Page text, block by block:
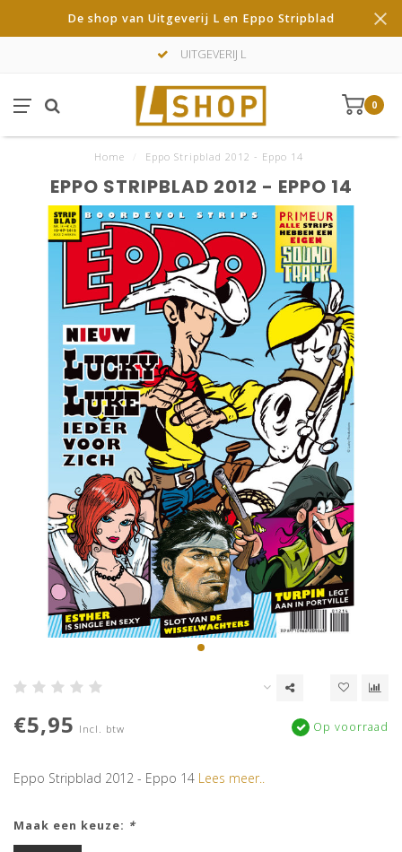
De shop van Uitgeverij L en Eppo Stripblad
UITGEVERIJ L
0
Home Eppo Stripblad 2012 - Eppo 14
EPPO STRIPBLAD 2012 - EPPO 14
€5,95 Incl. btw Op voorraad
Eppo Stripblad 2012 - Eppo 14 Lees meer..
Maak een keuze: *